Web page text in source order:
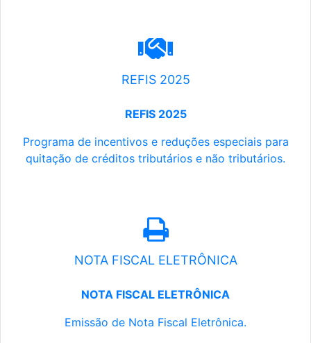
REFIS 2025
REFIS 2025
Programa de incentivos e reduções especiais para
quitação de créditos tributários e não tributários.
NOTA FISCAL ELETRÔNICA
NOTA FISCAL ELETRÔNICA
Emissão de Nota Fiscal Eletrônica.